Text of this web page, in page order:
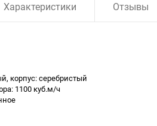
Характеристики Отзывы
корпус: серебристый
1100 куб.м/ч